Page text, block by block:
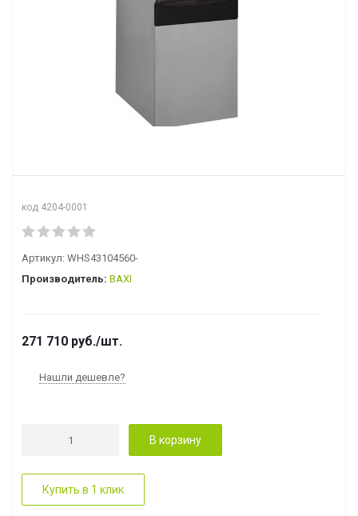
код 4204-0001
Артикул: WHS43104560-
Производитель: BAXI
271 710 руб./шт.
Нашли дешевле?
В корзину
Купить в 1 клик